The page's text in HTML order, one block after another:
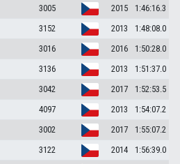
3005 2015
1:46:16.3
3152 2013
1:48:08.0
3016 2016
1:50:28.0
3136 2013
1:51:37.0
3042 2017
1:52:53.5
4097 2013
1:54:07.2
3002 2017
1:55:07.2
3122 2014
1:56:39.0